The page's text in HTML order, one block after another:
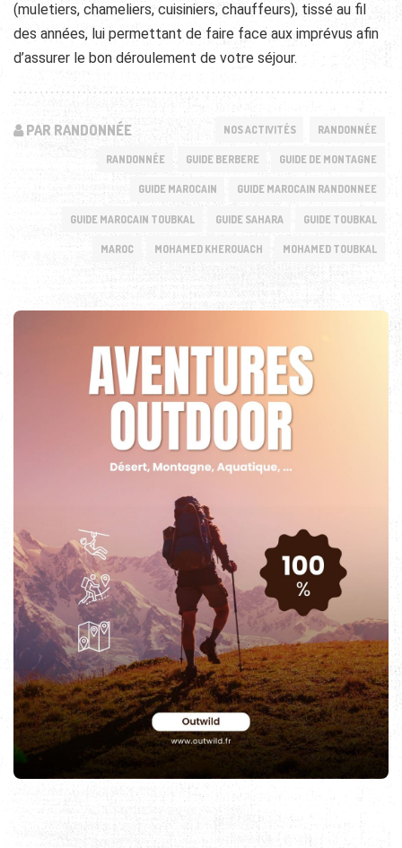
(muletiers, chameliers, cuisiniers, chauffeurs), tissé au fil
des années, lui permettant de faire face aux imprévus afin
d’assurer le bon déroulement de votre séjour.
PAR RANDONNÉE NOS ACTIVITÉS RANDONNÉE
RANDONNÉE GUIDE BERBERE GUIDE DE MONTAGNE
GUIDE MAROCAIN GUIDE MAROCAIN RANDONNEE
GUIDE MAROCAIN TOUBKAL GUIDE SAHARA GUIDE TOUBKAL
MAROC MOHAMED KHEROUACH MOHAMED TOUBKAL